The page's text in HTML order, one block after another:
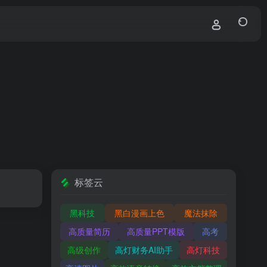
标签云
黑科技 黑白漫画上色
魔法抹除
高质量简历
高质量PPT模版
高考
高级创作
高灯财务AI助手
高灯科技